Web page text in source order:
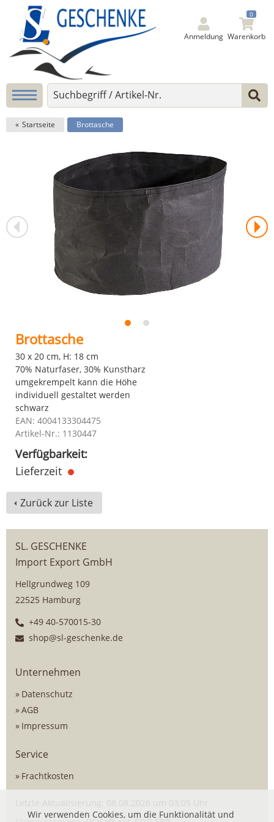
Anmeldung
0
Warenkorb
Startseite Brottasche
Brottasche
30 x 20 cm, H: 18 cm
70% Naturfaser, 30% Kunstharz
umgekrempelt kann die Höhe
individuell gestaltet werden
schwarz
EAN: 4004133304475
Artikel-Nr.: 1130447
Verfügbarkeit:
Lieferzeit
Zurück zur Liste
SL. GESCHENKE
Import Export GmbH
Hellgrundweg 109
22525 Hamburg
+49 40-570015-30
shop@sl-geschenke.de
Unternehmen
Datenschutz
AGB
Impressum
Service
Frachtkosten
Wir verwenden Cookies, um die Funktionalität und